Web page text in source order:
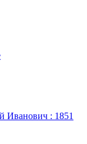
Иванович : 1851